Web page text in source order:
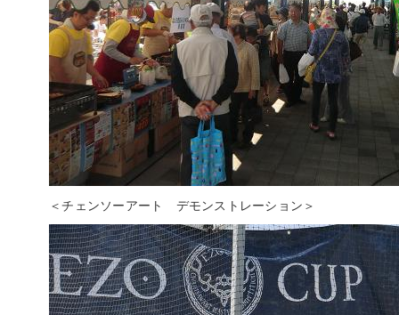
＜チェンソーアート デモンストレーション＞